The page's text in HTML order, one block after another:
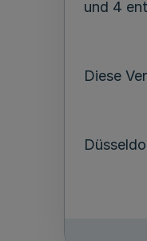
und 4
Diese